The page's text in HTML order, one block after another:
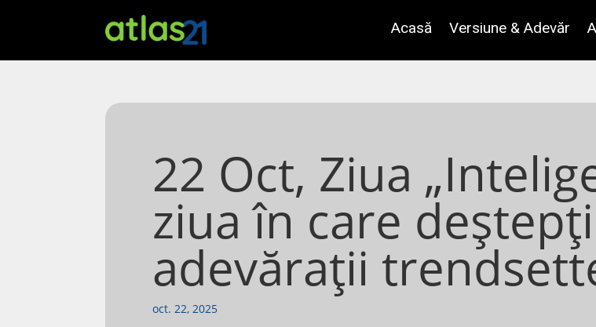
Acasă Versiune & Adevăr
22 Oct, Ziua
ziua în care
adevărații
oct. 22, 2025